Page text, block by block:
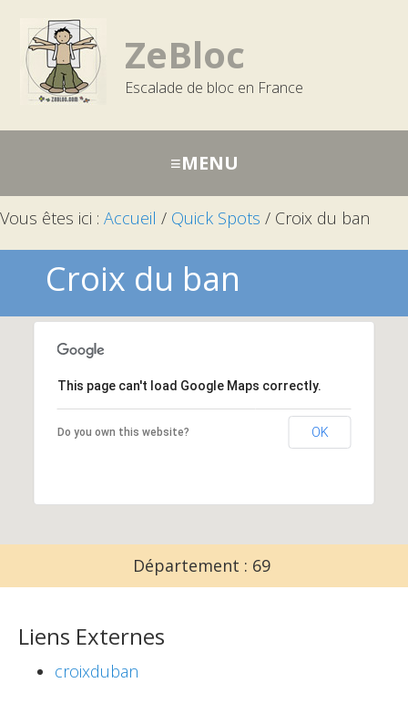
navigation
contenu
barre
ZeBloc
Escalade de bloc en France
Vous êtes ici : Accueil / Quick Spots / Croix du ban
Croix du ban
This page can't load Google Maps correctly.
Do you own this website? OK
Département : 69
Liens Externes
croixduban